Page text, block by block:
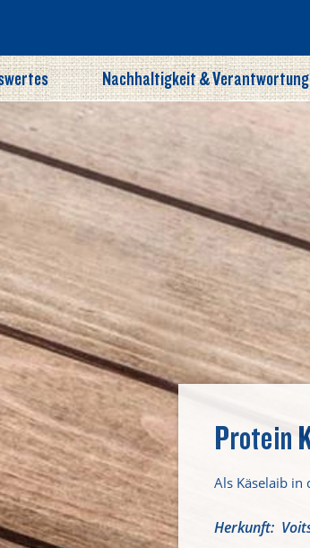
Nachhaltigkeit & Verantwortung
Protein
Als Käselaib in
Herkunft